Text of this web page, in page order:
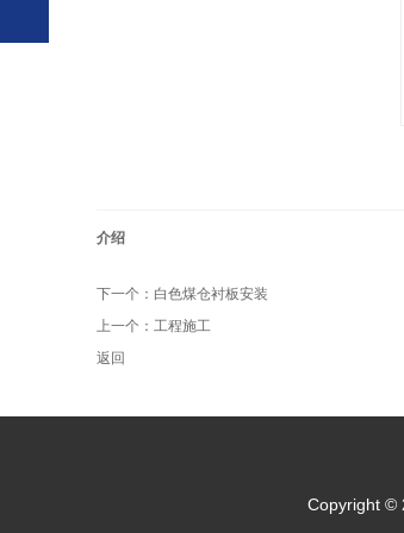
介绍
下一个： 白色煤仓衬板安装
上一个： 工程施工
返回
Copyright ©